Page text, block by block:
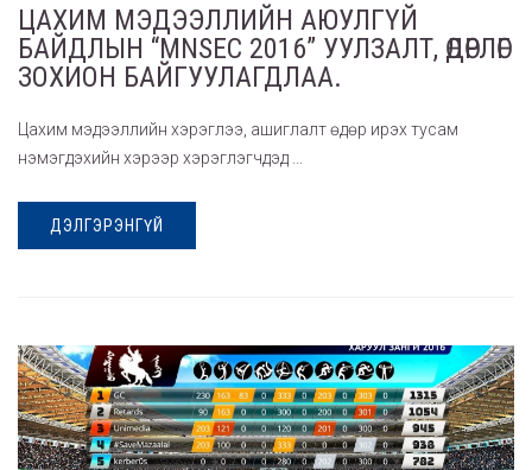
ЦАХИМ МЭДЭЭЛЛИЙН АЮУЛГҮЙ
БАЙДЛЫН “MNSEC 2016” УУЛЗАЛТ, ӨДӨРЛӨГ
ЗОХИОН БАЙГУУЛАГДЛАА.
Цахим мэдээллийн хэрэглээ, ашиглалт өдөр ирэх тусам
нэмэгдэхийн хэрээр хэрэглэгчдэд ...
ДЭЛГЭРЭНГҮЙ